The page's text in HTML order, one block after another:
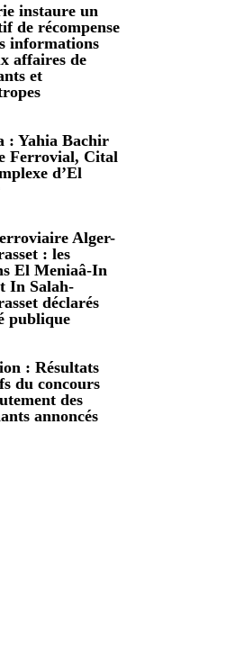
instaure un
de récompense
informations
affaires de
et
: Yahia Bachir
Ferrovial, Cital
d’El
Alger-
: les
El Meniaâ-In
In Salah-
déclarés
publique
: Résultats
du concours
des
annoncés